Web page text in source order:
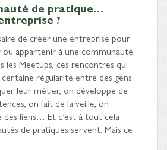
de pratique…
?
de créer une entreprise pour
appartenir à une communauté
les Meetups, ces rencontres qui
régularité entre des gens
leur métier, on développe de
on fait de la veille, on
des liens… Et c’est à tout cela
de pratiques servent. Mais ce